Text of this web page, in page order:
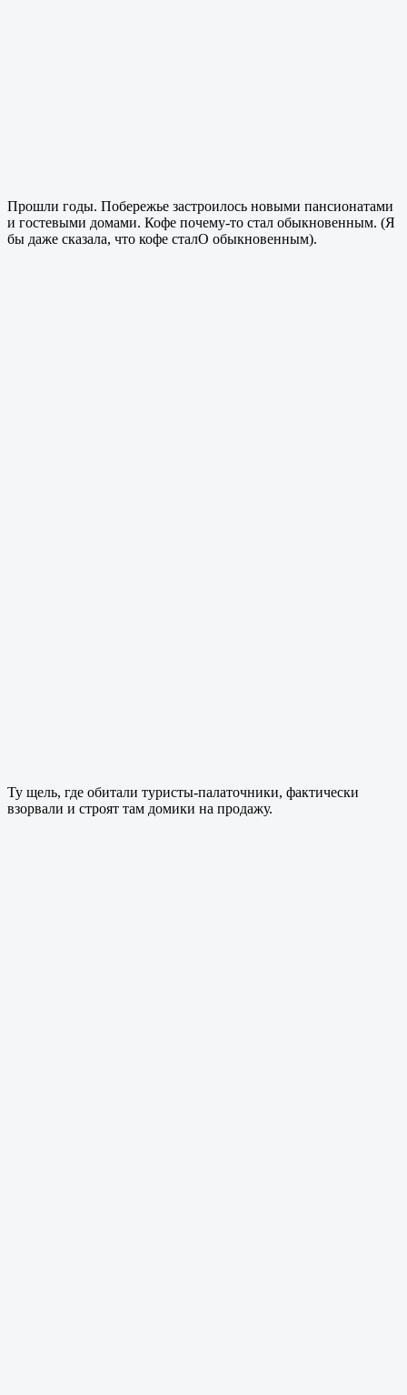
Прошли годы. Побережье застроилось новыми пансионатами
и гостевыми домами. Кофе почему-то стал обыкновенным. (Я
бы даже сказала, что кофе сталО обыкновенным).
Ту щель, где обитали туристы-палаточники, фактически
взорвали и строят там домики на продажу.